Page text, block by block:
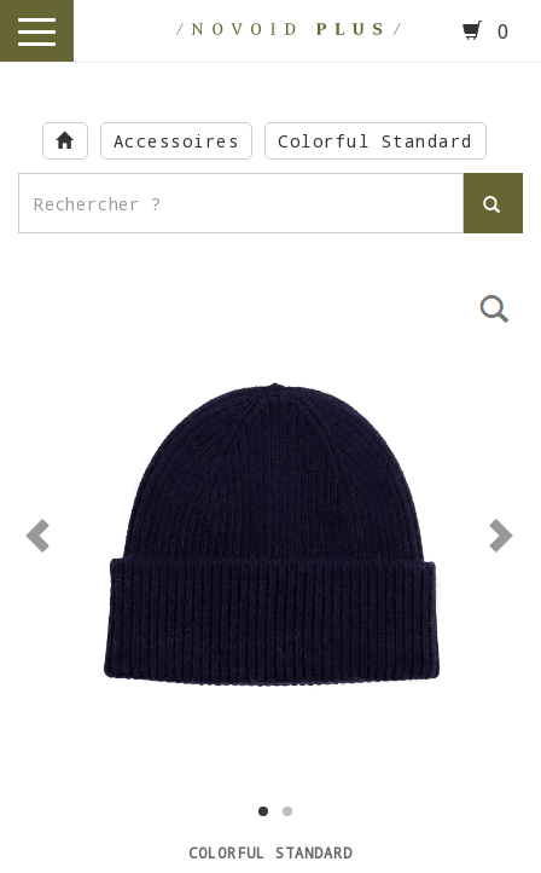
main
content
toggle
0
Accessoires Colorful Standard
COLORFUL STANDARD